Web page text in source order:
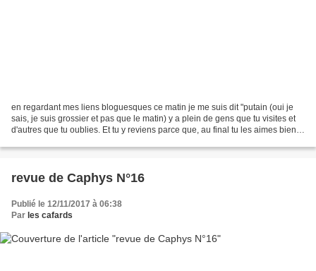
en regardant mes liens bloguesques ce matin je me suis dit "putain (oui je
sais, je suis grossier et pas que le matin) y a plein de gens que tu visites et
d'autres que tu oublies. Et tu y reviens parce que, au final tu les aimes bien
revue de Caphys N°16
Publié le 12/11/2017 à 06:38
Par les cafards